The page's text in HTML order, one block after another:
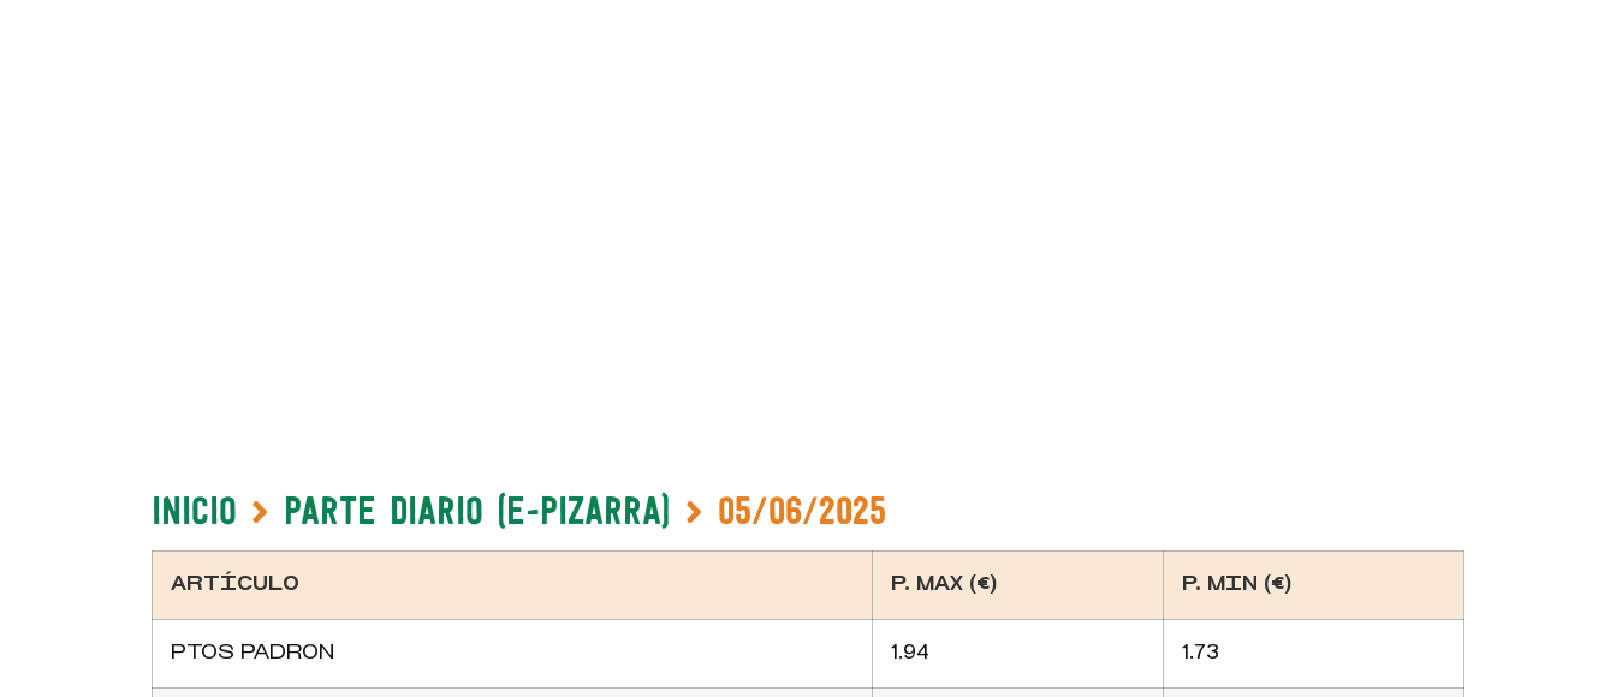
Inicio Parte Diario (e-Pizarra) 05/06/2025
ARTÍCULO P. MAX (€) P. MIN (€)
PTOS PADRON 1.94 1.73